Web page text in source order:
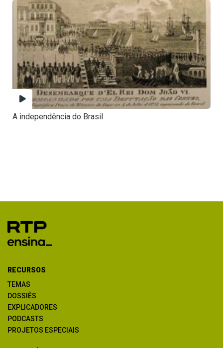
A independência do Brasil
RECURSOS
TEMAS
DOSSIÊS
EXPLICADORES
PODCASTS
PROJETOS ESPECIAIS